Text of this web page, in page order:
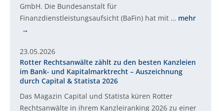
GmbH. Die Bundesanstalt für
Finanzdienstleistungsaufsicht (BaFin) hat mit … mehr
23.05.2026
Rotter Rechtsanwälte zählt zu den besten Kanzleien
im Bank- und Kapitalmarktrecht – Auszeichnung
durch Capital & Statista 2026
Das Magazin Capital und Statista küren Rotter
Rechtsanwälte in ihrem Kanzleiranking 2026 zu einer